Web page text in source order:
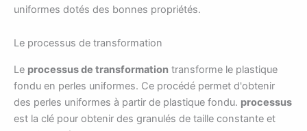
uniformes dotés des bonnes propriétés.
Le processus de transformation
Le processus de transformation transforme le plastique
fondu en perles uniformes. Ce procédé permet d'obtenir
des perles uniformes à partir de plastique fondu. processus
est la clé pour obtenir des granulés de taille constante et